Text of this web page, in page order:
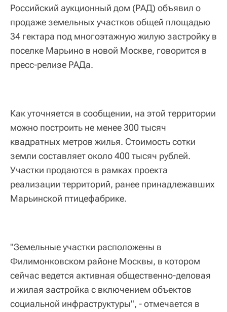
Российский аукционный дом (РАД) объявил о
продаже земельных участков общей площадью
34 гектара под многоэтажную жилую застройку в
поселке Марьино в новой Москве, говорится в
пресс-релизе РАДа.
Как уточняется в сообщении, на этой территории
можно построить не менее 300 тысяч
квадратных метров жилья. Стоимость сотки
земли составляет около 400 тысяч рублей.
Участки продаются в рамках проекта
реализации территорий, ранее принадлежавших
Марьинской птицефабрике.
"Земельные участки расположены в
Филимонковском районе Москвы, в котором
сейчас ведется активная общественно-деловая
и жилая застройка с включением объектов
социальной инфраструктуры", - отмечается в